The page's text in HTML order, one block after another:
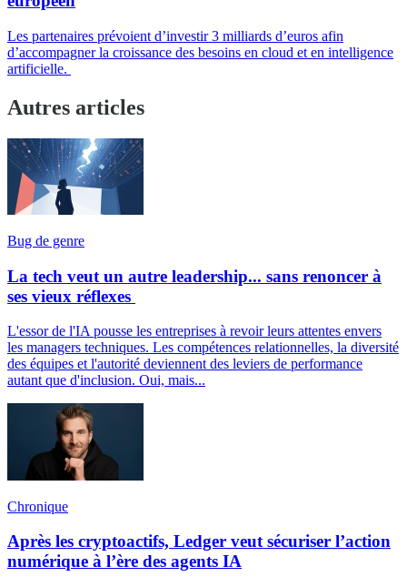
Les partenaires prévoient d’investir 3 milliards d’euros afin
d’accompagner la croissance des besoins en cloud et en intelligence
artificielle.
Autres articles
Bug de genre
La tech veut un autre leadership... sans renoncer à
ses vieux réflexes
L'essor de l'IA pousse les entreprises à revoir leurs attentes envers
les managers techniques. Les compétences relationnelles, la diversité
des équipes et l'autorité deviennent des leviers de performance
autant que d'inclusion. Oui, mais...
Chronique
Après les cryptoactifs, Ledger veut sécuriser l’action
numérique à l’ère des agents IA